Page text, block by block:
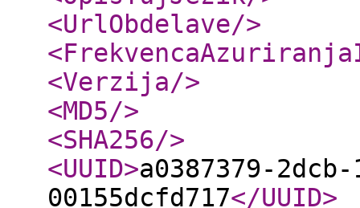
<UrlObdelave/>
<Verzija/>
<MD5/>
<SHA256/>
<UUID>a0387379-
00155dcfd717</UUID>